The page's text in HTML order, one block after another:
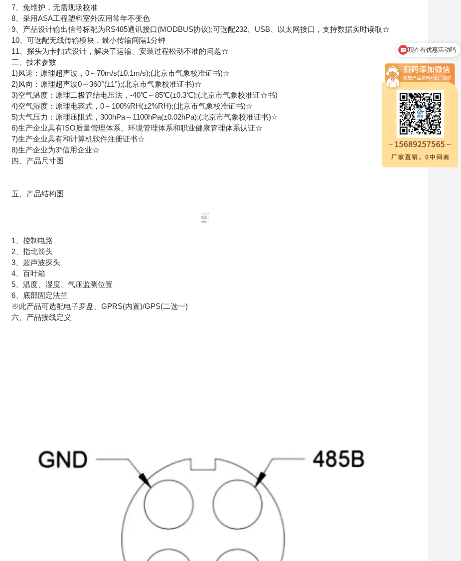
7、免维护，无需现场校准
8、采用ASA工程塑料室外应用常年不变色
9、产品设计输出信号标配为RS485通讯接口(MODBUS协议);可选配232、USB、以太网接口，支持数据实时读取☆
10、可选配无线传输模块，最小传输间隔1分钟
11、探头为卡扣式设计，解决了运输、安装过程松动不准的问题☆
三、技术参数
1)风速：原理超声波，0～70m/s(±0.1m/s);(北京市气象校准证书)☆
2)风向：原理超声波0～360°(±1°);(北京市气象校准证书)☆
3)空气温度：原理二极管结电压法，-40℃～85℃(±0.3℃);(北京市气象校准证☆书)
4)空气湿度：原理电容式，0～100%RH(±2%RH);(北京市气象校准证书)☆
5)大气压力：原理压阻式，300hPa～1100hPa(±0.02hPa);(北京市气象校准证书)☆
6)生产企业具有ISO质量管理体系、环境管理体系和职业健康管理体系认证☆
7)生产企业具有和计算机软件注册证书☆
8)生产企业为3*信用企业☆
四、产品尺寸图
五、产品结构图
1、控制电路
2、指北箭头
3、超声波探头
4、百叶箱
5、温度、湿度、气压监测位置
6、底部固定法兰
※此产品可选配电子罗盘、GPRS(内置)/GPS(二选一)
六、产品接线定义
现在有优惠活动吗